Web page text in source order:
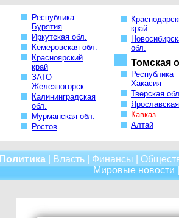
Республика
Бурятия
Иркутская обл.
Кемеровская обл.
Красноярский
край
ЗАТО
Железногорск
Калининградская
обл.
Мурманская обл.
Ростов
край
обл.
Томская
Республика
Хакасия
Тверская
Кавказ
Алтай
Политика| Власть| Финансы
Мировые новости